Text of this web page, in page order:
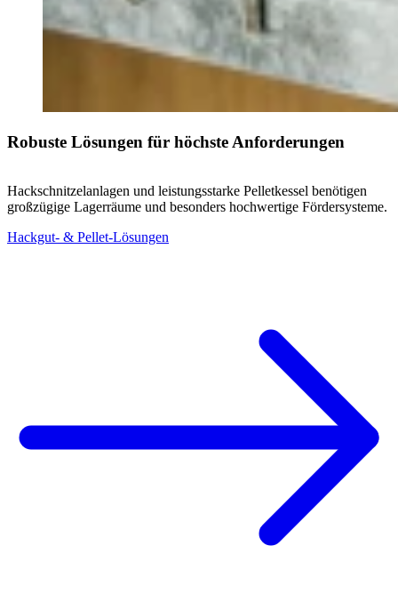
Robuste Lösungen für höchste Anforderungen
Hackschnitzelanlagen und leistungsstarke Pelletkessel benötigen
großzügige Lagerräume und besonders hochwertige Fördersysteme.
Hackgut- & Pellet-Lösungen